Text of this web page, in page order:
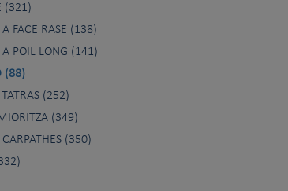
(321)
FACE RASE (138)
A POIL LONG (141)
(88)
(252)
(349)
(350)